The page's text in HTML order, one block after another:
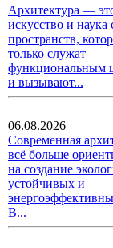
Архитектура —
искусство и наука
пространств,
только служат
функциональным
и вызывают...
06.08.2026
Современная
всё больше
на создание
устойчивых и
В...